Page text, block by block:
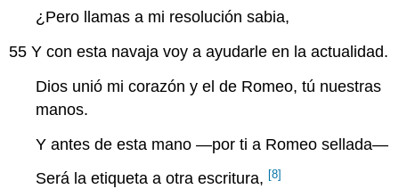
¿Pero llamas a mi resolución sabia,
55 Y con esta navaja voy a ayudarle en la actualidad.
Dios unió mi corazón y el de Romeo, tú nuestras
manos.
Y antes de esta mano —por ti a Romeo sellada—
Será la etiqueta a otra escritura, [8]